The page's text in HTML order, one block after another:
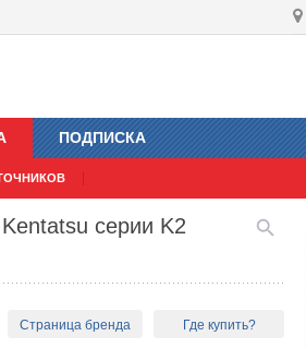
ПОДПИСКА
серии K2
Страница бренда Где купить?